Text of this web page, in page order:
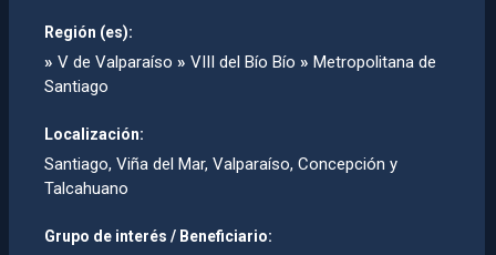
Región (es):
» V de Valparaíso » VIII del Bío Bío » Metropolitana de
Santiago
Localización:
Santiago, Viña del Mar, Valparaí­so, Concepción y
Talcahuano
Grupo de interés / Beneficiario: